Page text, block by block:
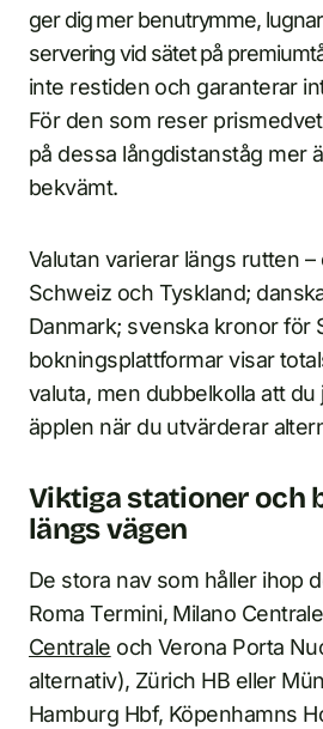
ger dig mer benutrymme,
servering vid sätet på
inte restiden och garanterar
För den som reser
på dessa långdistanståg mer
bekvämt.
Valutan varierar längs rutten –
Schweiz och Tyskland;
Danmark; svenska kronor för
bokningsplattformar visar
valuta, men dubbelkolla att
äpplen när du utvärderar
Viktiga stationer och
längs vägen
De stora nav som håller ihop
Roma Termini, Milano
Centrale och Verona Porta
alternativ), Zürich HB eller
Hamburg Hbf, Köpenhamns